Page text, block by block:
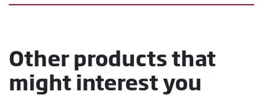
Other products that
might interest you